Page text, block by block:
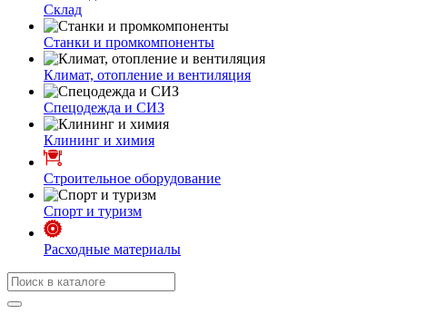
Склад
Станки и промкомпоненты
Климат, отопление и вентиляция
Спецодежда и СИЗ
Клининг и химия
Строительное оборудование
Спорт и туризм
Расходные материалы